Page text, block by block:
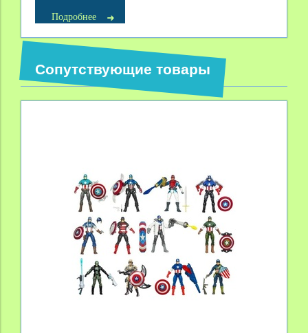
Подробнее
Сопутствующие товары